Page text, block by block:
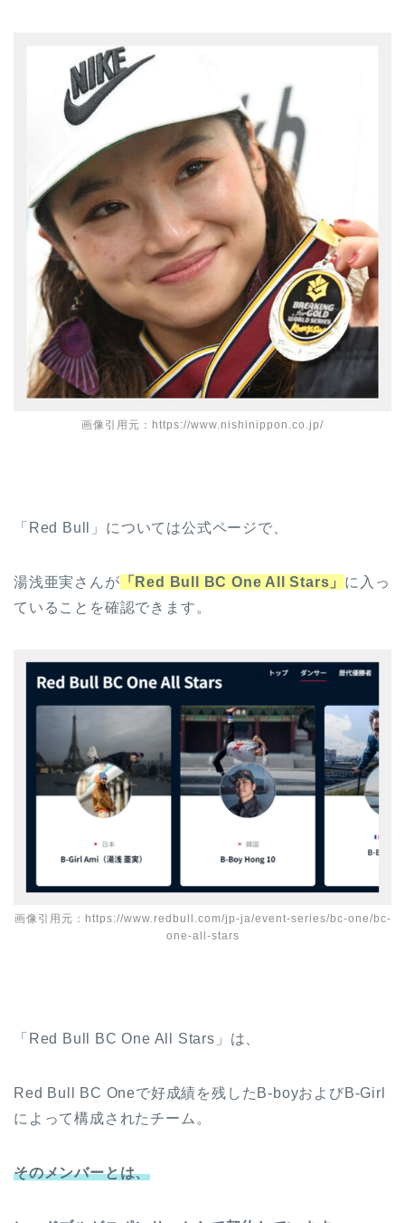
画像引用元：https://www.nishinippon.co.jp/
「Red Bull」については公式ページで、
湯浅亜実さんが 「Red Bull BC One All Stars」 に入っ
ていることを確認できます。
画像引用元：https://www.redbull.com/jp-ja/event-series/bc-one/bc-
one-all-stars
「Red Bull BC One All Stars」は、
Red Bull BC Oneで好成績を残したB-boyおよびB-Girl
によって構成されたチーム。
そのメンバーとは、